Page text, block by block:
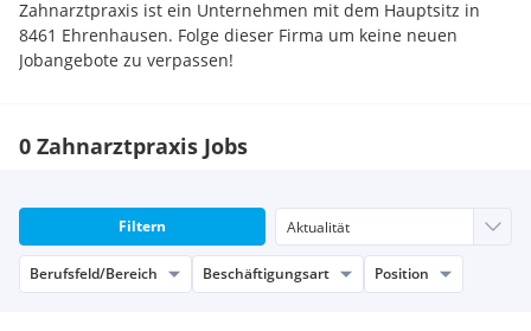
Zahnarztpraxis ist ein Unternehmen mit dem Hauptsitz in
8461 Ehrenhausen. Folge dieser Firma um keine neuen
Jobangebote zu verpassen!
0 Zahnarztpraxis Jobs
Filtern
Berufsfeld/Bereich Beschäftigungsart Position